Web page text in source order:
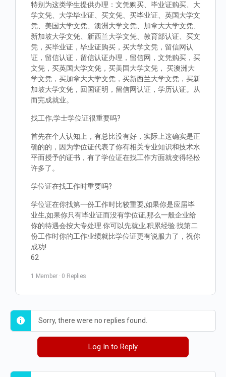
特别为这类学生提供办理：文凭购买、毕业证购买、大
学文凭、大学毕业证、买文凭、买毕业证、英国大学文
凭、美国大学文凭、澳洲大学文凭、加拿大大学文凭、
新加坡大学文凭、新西兰大学文凭、教育部认证、买文
凭，买毕业证，毕业证购买，买大学文凭，留信网认
证，留信认证，留信认证办理，留信网，文凭购买，买
文凭，买英国大学文凭，买美国大学文凭， 买澳洲大
学文凭，买加拿大大学文凭，买新西兰大学文凭，买新
加坡大学文凭，回国证明，留信网认证，学历认证。从
而完成就业。
找工作,学士学位证很重要吗?
首先在个人认知上，有总比没有好，实际上这确实是正
确的的，因为学位证代表了你有相关专业知识和技术水
平而授予的证书，有了学位证在找工作方面就变得轻松
许多了。
学位证在找工作时重要吗?
学位证在你找第一份工作时比较重要,如果你是应届毕
业生,如果你只有毕业证而没有学位证,那么一般企业给
你的待遇会按大专处理.你可以先就业,积累经验.找第二
份工作时你的工作业绩就比学位证更有说服力了，祝你
成功!
62
1 Member · 0 Replies
Sorry, there were no replies found.
Log In to Reply